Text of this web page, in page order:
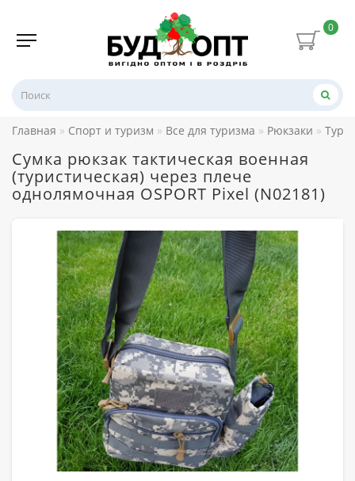
0
Главная Спорт и туризм Все для туризма Рюкзаки
Сумка рюкзак тактическая военная
(туристическая) через плече
однолямочная OSPORT Pixel (N02181)